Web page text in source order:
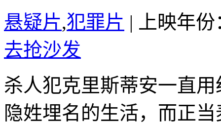
悬疑片,犯罪片 |
上映年
去抢沙发
杀人犯克里斯蒂安一直
隐姓埋名的生活，而正